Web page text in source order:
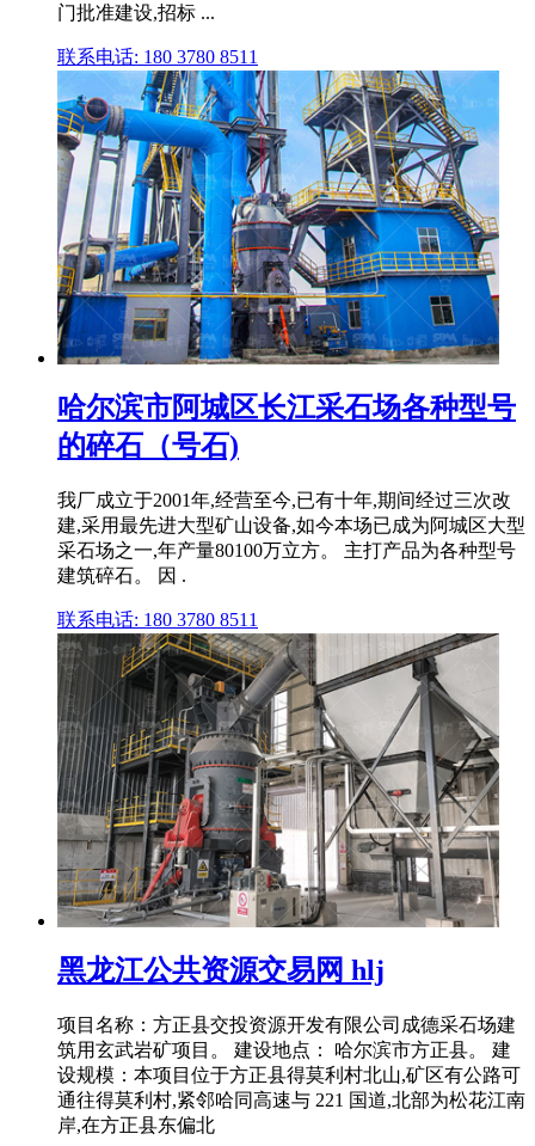
门批准建设,招标 ...
联系电话: 180 3780 8511
哈尔滨市阿城区长江采石场各种型号
的碎石（号石)
我厂成立于2001年,经营至今,已有十年,期间经过三次改
建,采用最先进大型矿山设备,如今本场已成为阿城区大型
采石场之一,年产量80100万立方。 主打产品为各种型号
建筑碎石。 因 .
联系电话: 180 3780 8511
黑龙江公共资源交易网 hlj
项目名称：方正县交投资源开发有限公司成德采石场建
筑用玄武岩矿项目。 建设地点： 哈尔滨市方正县。 建
设规模：本项目位于方正县得莫利村北山,矿区有公路可
通往得莫利村,紧邻哈同高速与 221 国道,北部为松花江南
岸,在方正县东偏北